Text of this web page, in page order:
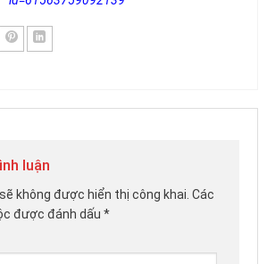
luận
không được hiển thị công khai. Các
được đánh dấu *